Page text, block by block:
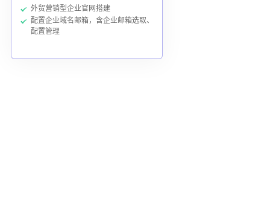
外贸营销型企业官网搭建
配置企业域名邮箱，含企业邮箱选取、
配置管理